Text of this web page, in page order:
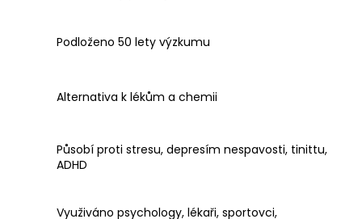
Podloženo 50 lety výzkumu
Alternativa k lékům a chemii
Působí proti stresu, depresím nespavosti, tinittu,
ADHD
Využiváno psychology, lékaři, sportovci,